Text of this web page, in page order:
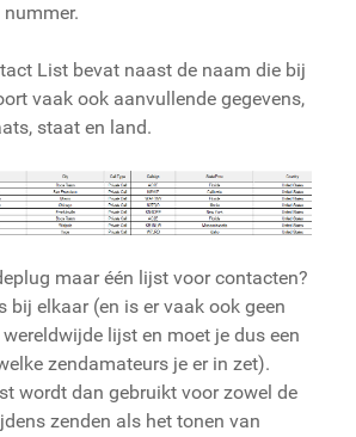
List bevat naast de naam die bij
vaak ook aanvullende gegevens,
staat en land.
maar één lijst voor contacten?
bij elkaar (en is er vaak ook geen
lijst en moet je dus een
zendamateurs je er in zet).
wordt dan gebruikt voor zowel de
zenden als het tonen van